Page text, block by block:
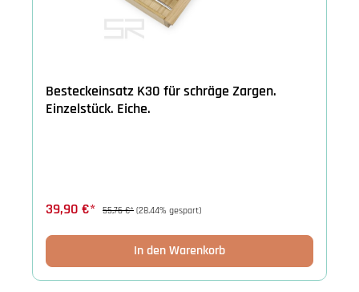
Besteckeinsatz K30 für schräge Zargen.
Einzelstück. Eiche.
39,90 €* 55,76 €* (28.44% gespart)
In den Warenkorb